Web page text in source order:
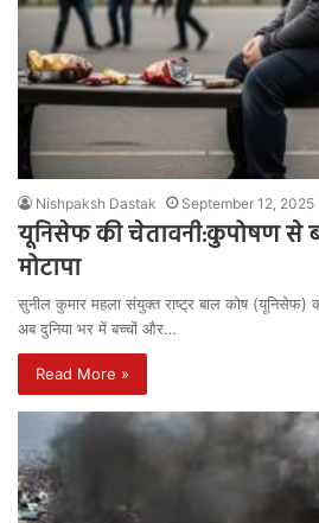
Nishpaksh Dastak September 12, 2025
यूनिसेफ की चेतावनी:कुपोषण से
मोटापा
सुनील कुमार महला संयुक्त राष्ट्र बाल कोष (यूनिसेफ)
अब दुनिया भर में बच्चों और…
Read More »